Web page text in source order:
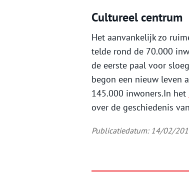
Cultureel centrum
Het aanvankelijk zo
telde rond de 70.000
de eerste paal voor
begon een nieuw leven
145.000 inwoners.In het
over de geschiedenis
Publicatiedatum: 14/02/